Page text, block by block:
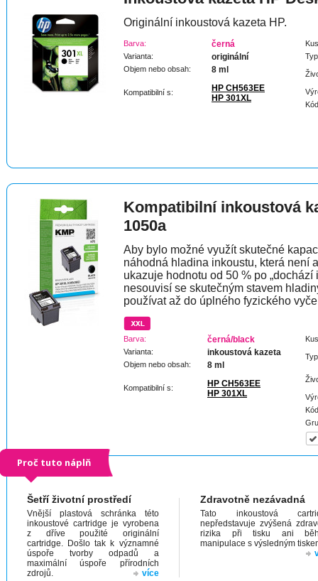
Originální inkoustová kazeta HP.
Barva: černá
Varianta: originální
Objem nebo obsah: 8 ml
Kompatibilní s:
HP CH563EE
HP 301XL
Kompatibilní inkoustová
1050a
Aby bylo možné využít skutečné
náhodná hladina inkoustu, která není
ukazuje hodnotu od 50 % po
nesouvisí se skutečným stavem
používat až do úplného fyzického
Barva: černá/black
Varianta: inkoustová kazeta
Objem nebo obsah: 8 ml
Kompatibilní s:
HP CH563EE
HP 301XL
Proč tuto náplň
Šetří životní prostředí
Vnější plastová schránka této
inkoustové cartridge je vyrobena
z dříve použité originální
cartridge. Došlo tak k významné
úspoře tvorby odpadů a
maximální úspoře přírodních
zdrojů.
více
Zdravotně nezávadná
Tato inkoustová
nepředstavuje zvýšená
rizika při tisku ani
manipulace s výsledným